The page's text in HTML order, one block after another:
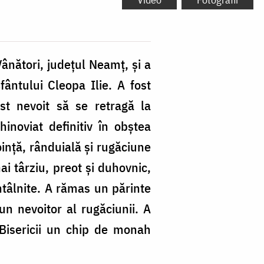
județul Neamț, și a
Cleopa Ilie. A fost
nevoit să se retragă la
definitiv în obștea
rânduială și rugăciune
târziu, preot și duhovnic,
A rămas un părinte
nevoitor al rugăciunii. A
un chip de monah